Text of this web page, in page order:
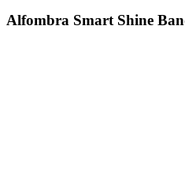
Alfombra Smart Shine